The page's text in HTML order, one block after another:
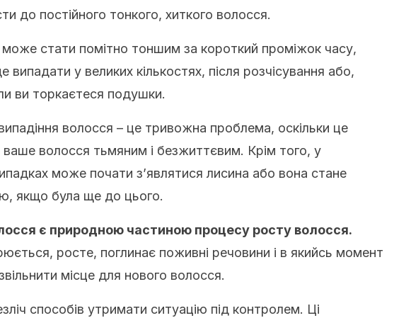
до постійного тонкого, хиткого волосся.
стати помітно тоншим за короткий проміжок часу,
випадати у великих кількостях, після розчісування або,
ви торкаєтеся подушки.
волосся – це тривожна проблема, оскільки це
волосся тьмяним і безжиттєвим. Крім того, у
може почати з’являтися лисина або вона стане
якщо була ще до цього.
є природною частиною процесу росту волосся.
росте, поглинає поживні речовини і в якийсь момент
місце для нового волосся.
способів утримати ситуацію під контролем. Ці